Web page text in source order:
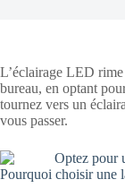
L’éclairage LED
bureau, en optant
tournez vers un
vous passer.
Pourquoi choisir une